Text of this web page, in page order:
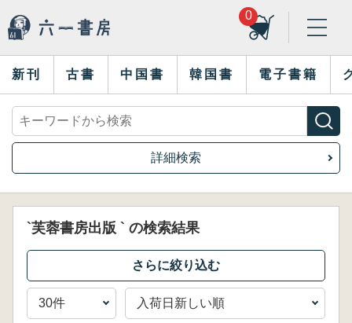
0
新刊 古書 中国書 韓国書 電子書籍
詳細検索
`芙蓉書房出版 ` の検索結果